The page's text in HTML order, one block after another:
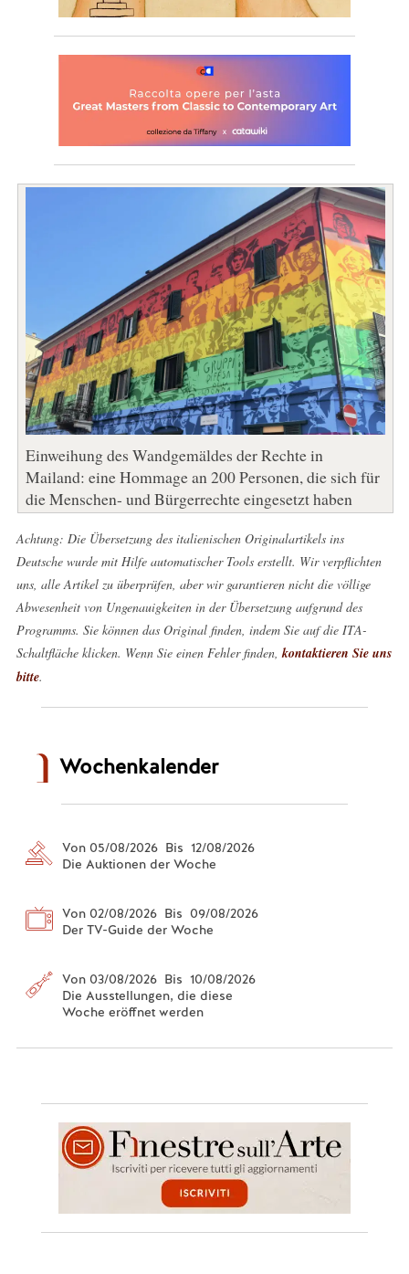
Einweihung des Wandgemäldes der Rechte in
Mailand: eine Hommage an 200 Personen, die sich für
die Menschen- und Bürgerrechte eingesetzt haben
Achtung: Die Übersetzung des italienischen Originalartikels ins
Deutsche wurde mit Hilfe automatischer Tools erstellt. Wir verpflichten
uns, alle Artikel zu überprüfen, aber wir garantieren nicht die völlige
Abwesenheit von Ungenauigkeiten in der Übersetzung aufgrund des
Programms. Sie können das Original finden, indem Sie auf die ITA-
Schaltfläche klicken. Wenn Sie einen Fehler finden, kontaktieren Sie uns
bitte.
Wochenkalender
Von 05/08/2026 Bis 12/08/2026
Die Auktionen der Woche
Von 02/08/2026 Bis 09/08/2026
Der TV-Guide der Woche
Von 03/08/2026 Bis 10/08/2026
Die Ausstellungen, die diese
Woche eröffnet werden